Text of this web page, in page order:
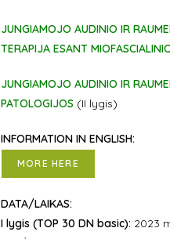
JUNGIAMOJO AUDINIO IR
TERAPIJA ESANT
JUNGIAMOJO AUDINIO IR
PATOLOGIJOS (II lygis)
INFORMATION IN ENGLISH:
MORE HERE
DATA/LAIKAS:
I lygis (TOP 30 DN basic): 2023